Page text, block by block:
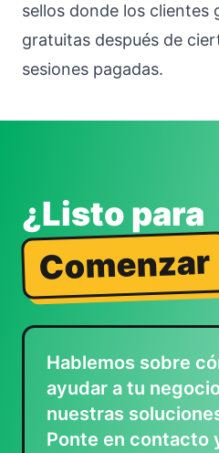
sellos donde los clientes
gratuitas después de
sesiones pagadas.
¿Listo para
Comenzar
Hablemos sobre
ayudar a tu
nuestras
Ponte en contacto